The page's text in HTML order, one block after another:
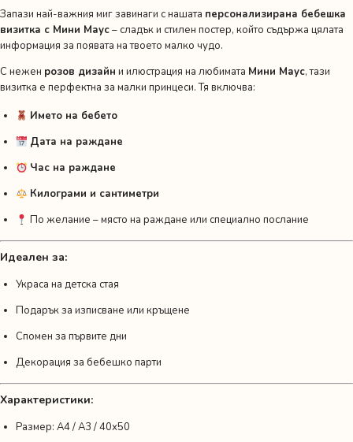
Запази най-важния миг завинаги с нашата персонализирана бебешка
визитка с Мини Маус– сладък и стилен постер, който съдържа цялата
информация за появата на твоето малко чудо.
С нежен розов дизайн и илюстрация на любимата Мини Маус, тази
визитка е перфектна за малки принцеси. Тя включва:
Името на бебето
Дата на раждане
Час на раждане
Килограми и сантиметри
По желание – място на раждане или специално послание
Идеален за:
Украса на детска стая
Подарък за изписване или кръщене
Спомен за първите дни
Декорация за бебешко парти
Характеристики:
Размер: A4 / A3 / 40х50